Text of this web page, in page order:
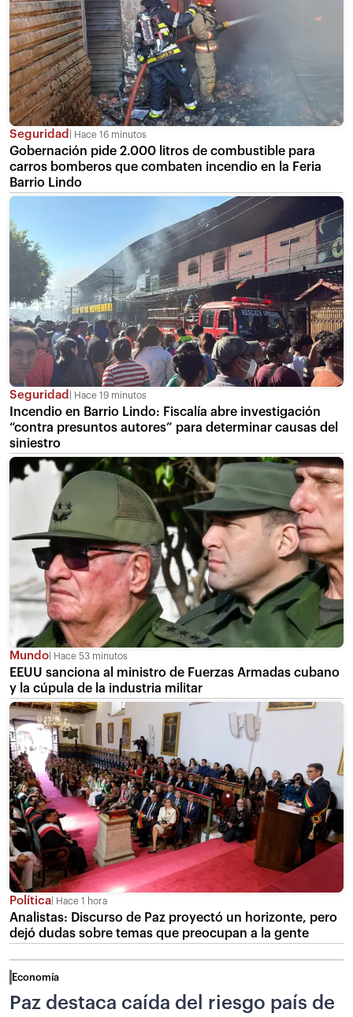
Seguridad Hace 16 minutos
Gobernación pide 2.000 litros de combustible para
carros bomberos que combaten incendio en la Feria
Barrio Lindo
Seguridad Hace 19 minutos
Incendio en Barrio Lindo: Fiscalía abre investigación
“contra presuntos autores” para determinar causas del
siniestro
Mundo Hace 53 minutos
EEUU sanciona al ministro de Fuerzas Armadas cubano
y la cúpula de la industria militar
Política Hace 1 hora
Analistas: Discurso de Paz proyectó un horizonte, pero
dejó dudas sobre temas que preocupan a la gente
Economía
Paz destaca caída del riesgo país de